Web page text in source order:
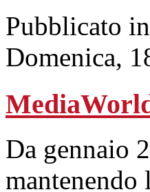
Pubblicato in
Domenica,
Da gennaio
mantenendo